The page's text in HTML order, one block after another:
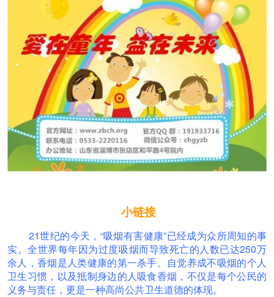
小链接
21世纪的今天，“吸烟有害健康”已经成为众所周知的事
实。全世界每年因为过度吸烟而导致死亡的人数已达250万
余人，香烟是人类健康的第一杀手。自觉养成不吸烟的个人
卫生习惯，以及抵制身边的人吸食香烟，不仅是每个公民的
义务与责任，更是一种高尚公共卫生道德的体现。